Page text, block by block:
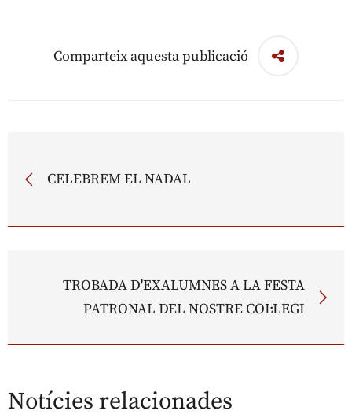
Comparteix aquesta publicació
CELEBREM EL NADAL
TROBADA D'EXALUMNES A LA FESTA
PATRONAL DEL NOSTRE COL·LEGI
Notícies relacionades